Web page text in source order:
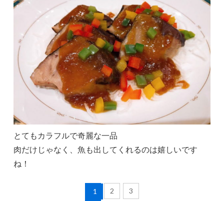
とてもカラフルで奇麗な一品
肉だけじゃなく、魚も出してくれるのは嬉しいです
ね！
1 2 3